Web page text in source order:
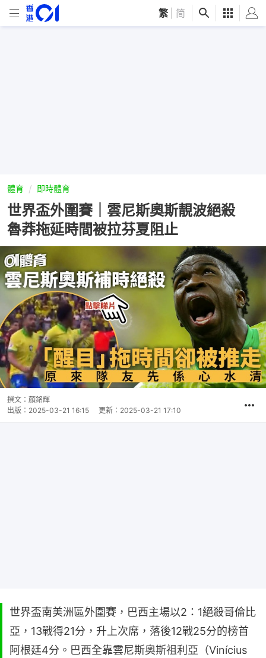
繁 简
體育 即時體育
世界盃外圍賽｜雲尼斯奧斯靚波絕殺
魯莽拖延時間被拉芬夏阻止
撰文： 顏銘輝
出版： 2025-03-21 16:15 更新： 2025-03-21 17:10
世界盃南美洲區外圍賽，巴西主場以2：1絕殺哥倫比
亞，13戰得21分，升上次席，落後12戰25分的榜首
阿根廷4分。巴西全靠雲尼斯奧斯祖利亞（Vinícius